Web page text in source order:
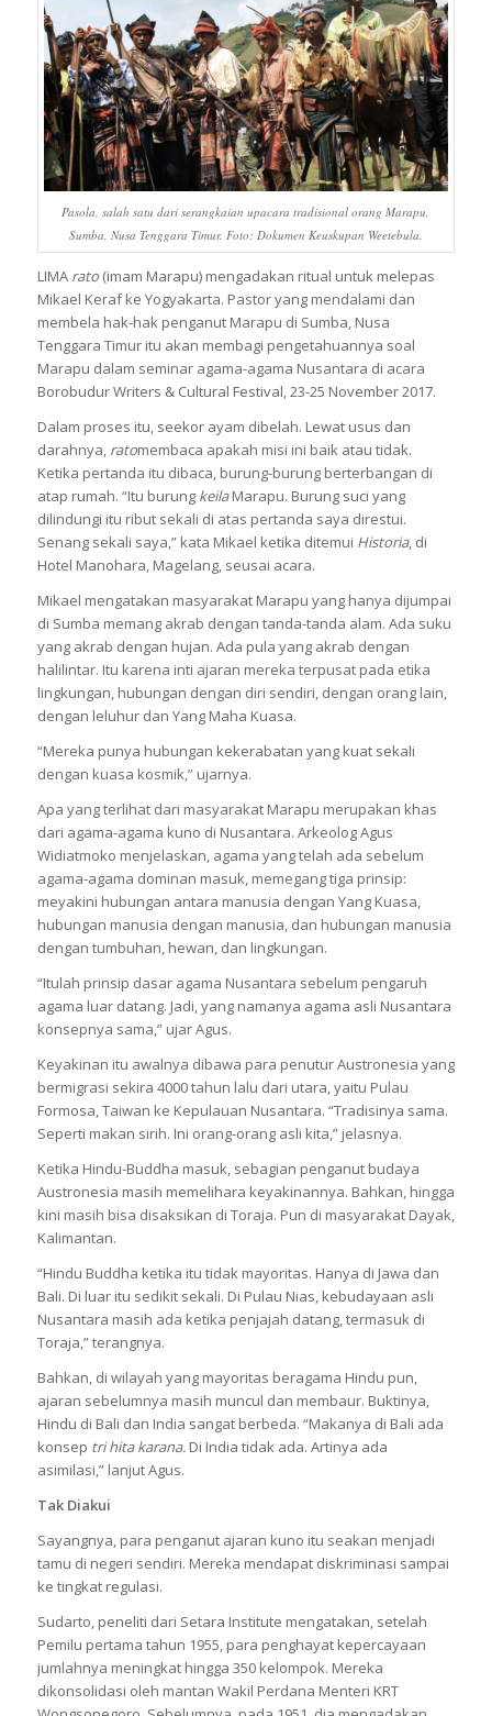
Pasola, salah satu dari serangkaian upacara tradisional orang Marapu,
Sumba, Nusa Tenggara Timur. Foto: Dokumen Keuskupan Weetebula.
LIMArato (imam Marapu) mengadakan ritual untuk melepas
Mikael Keraf ke Yogyakarta. Pastor yang mendalami dan
membela hak-hak penganut Marapu di Sumba, Nusa
Tenggara Timur itu akan membagi pengetahuannya soal
Marapu dalam seminar agama-agama Nusantara di acara
Borobudur Writers & Cultural Festival, 23-25 November 2017.
Dalam proses itu, seekor ayam dibelah. Lewat usus dan
darahnya, ratomembaca apakah misi ini baik atau tidak.
Ketika pertanda itu dibaca, burung-burung berterbangan di
atap rumah. “Itu burung keilaMarapu. Burung suci yang
dilindungi itu ribut sekali di atas pertanda saya direstui.
Senang sekali saya,” kata Mikael ketika ditemui Historia, di
Hotel Manohara, Magelang, seusai acara.
Mikael mengatakan masyarakat Marapu yang hanya dijumpai
di Sumba memang akrab dengan tanda-tanda alam. Ada suku
yang akrab dengan hujan. Ada pula yang akrab dengan
halilintar. Itu karena inti ajaran mereka terpusat pada etika
lingkungan, hubungan dengan diri sendiri, dengan orang lain,
dengan leluhur dan Yang Maha Kuasa.
“Mereka punya hubungan kekerabatan yang kuat sekali
dengan kuasa kosmik,” ujarnya.
Apa yang terlihat dari masyarakat Marapu merupakan khas
dari agama-agama kuno di Nusantara. Arkeolog Agus
Widiatmoko menjelaskan, agama yang telah ada sebelum
agama-agama dominan masuk, memegang tiga prinsip:
meyakini hubungan antara manusia dengan Yang Kuasa,
hubungan manusia dengan manusia, dan hubungan manusia
dengan tumbuhan, hewan, dan lingkungan.
“Itulah prinsip dasar agama Nusantara sebelum pengaruh
agama luar datang. Jadi, yang namanya agama asli Nusantara
konsepnya sama,” ujar Agus.
Keyakinan itu awalnya dibawa para penutur Austronesia yang
bermigrasi sekira 4000 tahun lalu dari utara, yaitu Pulau
Formosa, Taiwan ke Kepulauan Nusantara. “Tradisinya sama.
Seperti makan sirih. Ini orang-orang asli kita,” jelasnya.
Ketika Hindu-Buddha masuk, sebagian penganut budaya
Austronesia masih memelihara keyakinannya. Bahkan, hingga
kini masih bisa disaksikan di Toraja. Pun di masyarakat Dayak,
Kalimantan.
“Hindu Buddha ketika itu tidak mayoritas. Hanya di Jawa dan
Bali. Di luar itu sedikit sekali. Di Pulau Nias, kebudayaan asli
Nusantara masih ada ketika penjajah datang, termasuk di
Toraja,” terangnya.
Bahkan, di wilayah yang mayoritas beragama Hindu pun,
ajaran sebelumnya masih muncul dan membaur. Buktinya,
Hindu di Bali dan India sangat berbeda. “Makanya di Bali ada
konsep tri hita karana. Di India tidak ada. Artinya ada
asimilasi,” lanjut Agus.
Tak Diakui
Sayangnya, para penganut ajaran kuno itu seakan menjadi
tamu di negeri sendiri. Mereka mendapat diskriminasi sampai
ke tingkat regulasi.
Sudarto, peneliti dari Setara Institute mengatakan, setelah
Pemilu pertama tahun 1955, para penghayat kepercayaan
jumlahnya meningkat hingga 350 kelompok. Mereka
dikonsolidasi oleh mantan Wakil Perdana Menteri KRT